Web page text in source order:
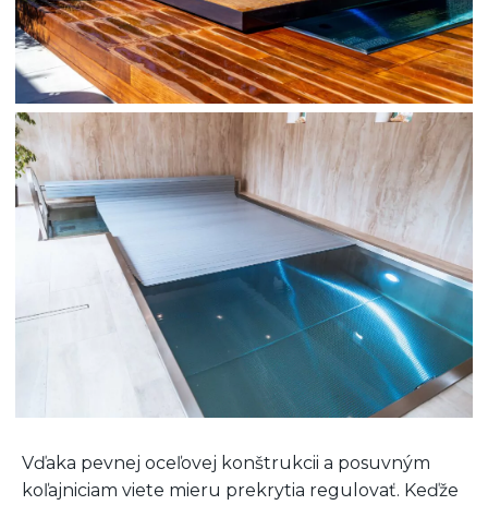
Vďaka pevnej oceľovej konštrukcii a posuvným
koľajniciam viete mieru prekrytia regulovať. Keďže